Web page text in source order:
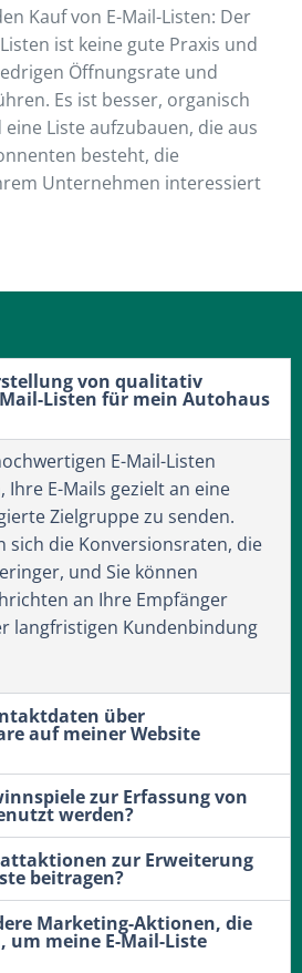
Kauf von E-Mail-Listen: Der
ist keine gute Praxis und
Öffnungsrate und
Es ist besser, organisch
Liste aufzubauen, die aus
besteht, die
Unternehmen interessiert
von qualitativ
Listen für mein Autohaus
E-Mail-Listen
E-Mails gezielt an eine
Zielgruppe zu senden.
sich die Konversionsraten, die
und Sie können
an Ihre Empfänger
langfristigen Kundenbindung
über
auf meiner Website
zur Erfassung von
werden?
zur Erweiterung
beitragen?
Marketing-Aktionen, die
um meine E-Mail-Liste